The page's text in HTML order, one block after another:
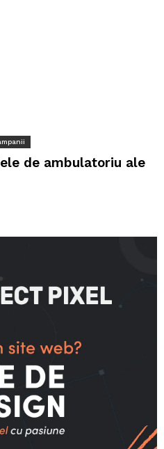
de ambulatoriu ale